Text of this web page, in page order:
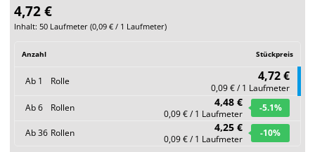
4,72 €
Inhalt: 50 Laufmeter (0,09 € / 1 Laufmeter)
Anzahl Stückpreis
Ab 1 Rolle 4,72 €
0,09 € / 1 Laufmeter
Ab6 Rollen 4,48 €
0,09 € / 1 Laufmeter
-5.1%
Ab36 Rollen 4,25 €
0,09 € / 1 Laufmeter
-10%